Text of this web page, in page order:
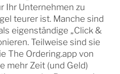
Ihr Unternehmen zu
teurer ist. Manche sind
eigenständige „Click &
Teilweise sind sie
The Ordering.app von
mehr Zeit (und Geld)